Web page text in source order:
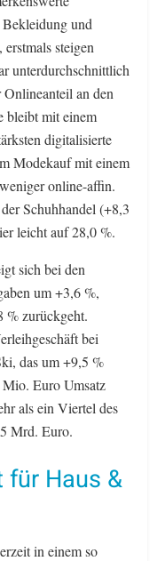
und
steigen
unterdurchschnittlich
an den
bleibt mit einem
digitalisierte
Modekauf mit einem
online-affin.
Schuhhandel (+8,3
leicht auf 28,0 %.
sich bei den
um +3,6 %,
% zurückgeht.
bei
das um +9,5 %
Euro Umsatz
als ein Viertel des
Mrd. Euro.
Haus &
in einem so